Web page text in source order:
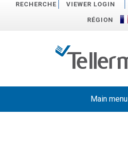
RECHERCHE VIEWER LOGIN
RÉGION
Main menu